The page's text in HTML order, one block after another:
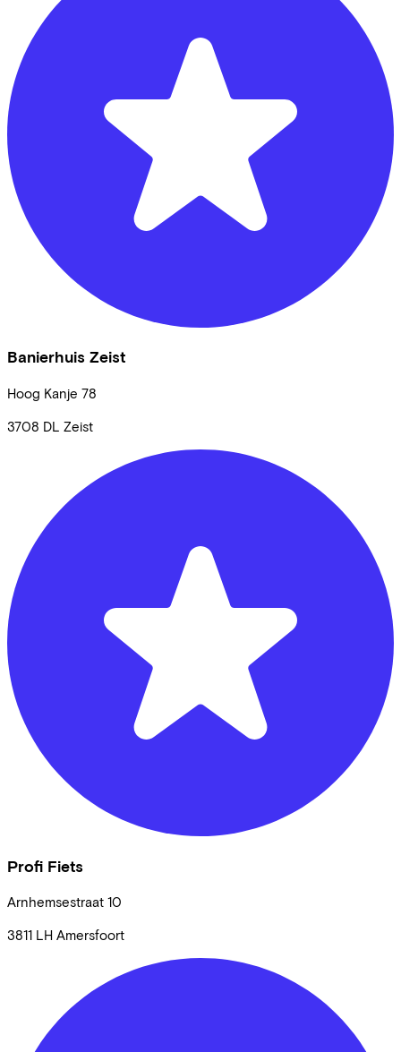
Banierhuis Zeist
Hoog Kanje 78
3708 DL Zeist
Profi Fiets
Arnhemsestraat 10
3811 LH Amersfoort